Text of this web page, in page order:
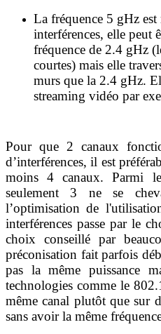
La fréquence 5 gHz
interférences, elle peut
fréquence de 2.4 gHz
courtes) mais elle
murs que la 2.4 gHz.
streaming vidéo par
Pour que 2 canaux
d’interférences, il est
moins 4 canaux. Parmi
seulement 3 ne se
l’optimisation de
interférences passe par le
choix conseillé par
préconisation fait parfois
pas la même puissance
technologies comme le
même canal plutôt que sur
sans avoir la même